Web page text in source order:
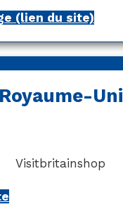
(lien du site)
Royaume-Uni
Visitbritainshop